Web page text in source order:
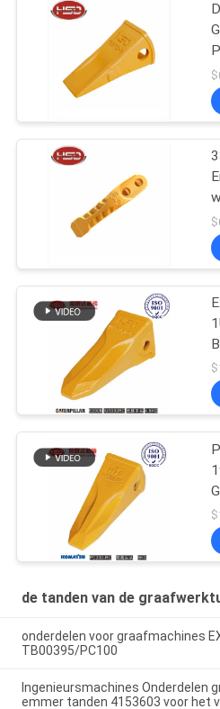
de tanden van de
onderdelen voor graafmachines
TB00395/PC100
Ingenieursmachines Onderdelen
emmer tanden 4153603 voor het